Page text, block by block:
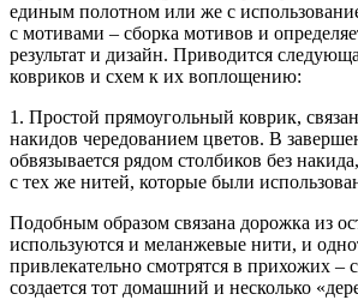
единым полотном или же с
с мотивами – сборка мотивов и
результат и дизайн. Приводится
ковриков и схем к их воплощению:
1. Простой прямоугольный коврик,
накидов чередованием цветов. В
обвязывается рядом столбиков без
с тех же нитей, которые были
Подобным образом связана дорожка из
используются и меланжевые нити, и
привлекательно смотрятся в прихожих –
создается тот домашний и несколько